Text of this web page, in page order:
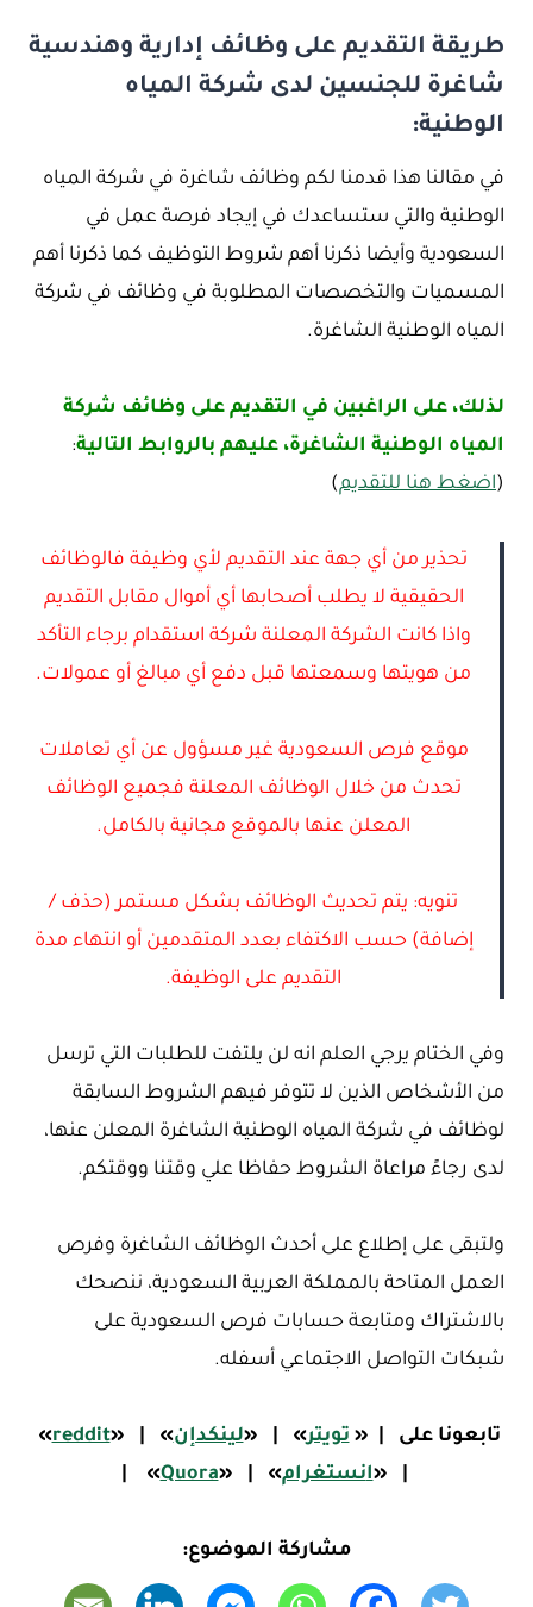
طريقة التقديم على وظائف إدارية وهندسية
شاغرة للجنسين لدى شركة المياه
الوطنية:
في مقالنا هذا قدمنا لكم وظائف شاغرة في شركة المياه
الوطنية والتي ستساعدك في إيجاد فرصة عمل في
السعودية وأيضا ذكرنا أهم شروط التوظيف كما ذكرنا أهم
المسميات والتخصصات المطلوبة في وظائف في شركة
المياه الوطنية الشاغرة.
لذلك، على الراغبين في التقديم على وظائف شركة
المياه الوطنية الشاغرة، عليهم بالروابط التالية:
(اضغط هنا للتقديم)
تحذير من أي جهة عند التقديم لأي وظيفة فالوظائف
الحقيقية لا يطلب أصحابها أي أموال مقابل التقديم
واذا كانت الشركة المعلنة شركة استقدام برجاء التأكد
من هويتها وسمعتها قبل دفع أي مبالغ أو عمولات.
موقع فرص السعودية غير مسؤول عن أي تعاملات
تحدث من خلال الوظائف المعلنة فجميع الوظائف
المعلن عنها بالموقع مجانية بالكامل.
تنويه: يتم تحديث الوظائف بشكل مستمر (حذف /
إضافة) حسب الاكتفاء بعدد المتقدمين أو انتهاء مدة
التقديم على الوظيفة.
وفي الختام يرجي العلم انه لن يلتفت للطلبات التي ترسل
من الأشخاص الذين لا تتوفر فيهم الشروط السابقة
لوظائف في شركة المياه الوطنية الشاغرة المعلن عنها،
لدى رجاءً مراعاة الشروط حفاظا علي وقتنا ووقتكم.
ولتبقى على إطلاع على أحدث الوظائف الشاغرة وفرص
العمل المتاحة بالمملكة العربية السعودية، ننصحك
بالاشتراك ومتابعة حسابات فرص السعودية على
شبكات التواصل الاجتماعي أسفله.
تابعونا على « تويتر»
«لينكدإن»
«
reddit
»
«انستغرام»
«
Quora
»
مشاركة الموضوع: